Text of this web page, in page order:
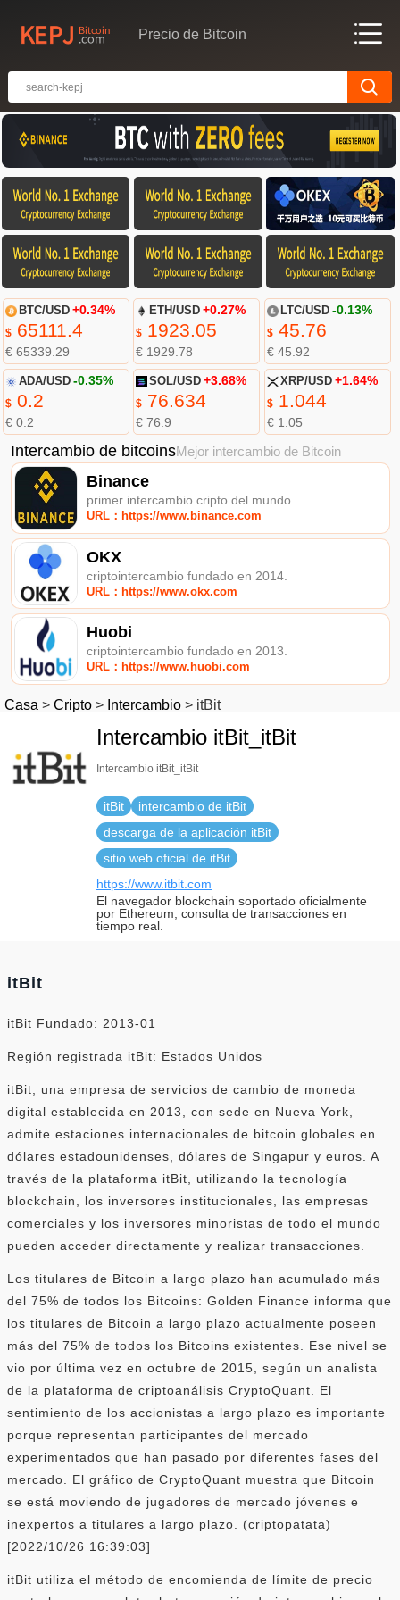
Precio de Bitcoin
BTC/USD +0.34%
$65111.4
€ 65339.29
ETH/USD +0.27%
$ 1923.05
€ 1929.78
LTC/USD -0.13%
$45.76
€ 45.92
ADA/USD -0.35%
$0.2
€ 0.2
SOL/USD +3.68%
$ 76.634
€ 76.9
XRP/USD +1.64%
$1.044
€ 1.05
Intercambio de bitcoinsMejor intercambio de Bitcoin
Binance
primer intercambio cripto del mundo.
URL：https://www.binance.com
OKX
criptointercambio fundado en 2014.
URL：https://www.okx.com
Huobi
criptointercambio fundado en 2013.
URL：https://www.huobi.com
Casa > Cripto > Intercambio > itBit
Intercambio itBit_itBit
Intercambio itBit_itBit
itBit
intercambio de itBit
descarga de la aplicación itBit
sitio web oficial de itBit
https://www.itbit.com
El navegador blockchain soportado oficialmente
por Ethereum, consulta de transacciones en
tiempo real.
itBit
itBit Fundado: 2013-01
Región registrada itBit: Estados Unidos
itBit, una empresa de servicios de cambio de moneda
digital establecida en 2013, con sede en Nueva York,
admite estaciones internacionales de bitcoin globales en
dólares estadounidenses, dólares de Singapur y euros. A
través de la plataforma itBit, utilizando la tecnología
blockchain, los inversores institucionales, las empresas
comerciales y los inversores minoristas de todo el mundo
pueden acceder directamente y realizar transacciones.
Los titulares de Bitcoin a largo plazo han acumulado más
del 75% de todos los Bitcoins: Golden Finance informa que
los titulares de Bitcoin a largo plazo actualmente poseen
más del 75% de todos los Bitcoins existentes. Ese nivel se
vio por última vez en octubre de 2015, según un analista
de la plataforma de criptoanálisis CryptoQuant. El
sentimiento de los accionistas a largo plazo es importante
porque representan participantes del mercado
experimentados que han pasado por diferentes fases del
mercado. El gráfico de CryptoQuant muestra que Bitcoin
se está moviendo de jugadores de mercado jóvenes e
inexpertos a titulares a largo plazo. (criptopatata)
[2022/10/26 16:39:03]
itBit utiliza el método de encomienda de límite de precio